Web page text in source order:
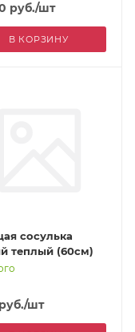
руб./шт
В КОРЗИНУ
сосулька
теплый (60см)
руб./шт